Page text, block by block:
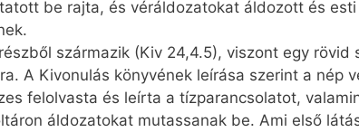
be rajta, és véráldozatokat áldozott és
származik (Kiv 24,4.5), viszont egy rövid
A Kivonulás könyvének leírása szerint a nép
felolvasta és leírta a tízparancsolatot,
áldozatokat mutassanak be. Ami első